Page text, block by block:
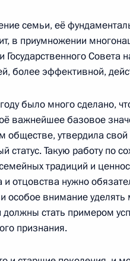
Госдумы и
фракции «Единая
года, 17:50
с Владимиром
семьи, её
в приумножении
Государственного Совета
более эффективной,
было много сделано,
важнейшее базовое
обществе, утвердила
статус. Такую работу по
традиций и
и отцовства нужно
особое внимание
стать примером
признания.